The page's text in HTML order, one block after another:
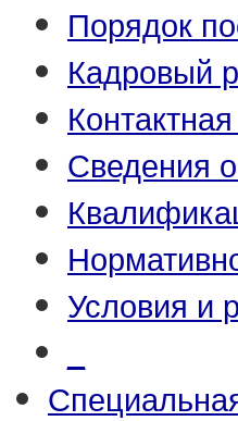
Порядок
Кадровый
Сведения
Условия и